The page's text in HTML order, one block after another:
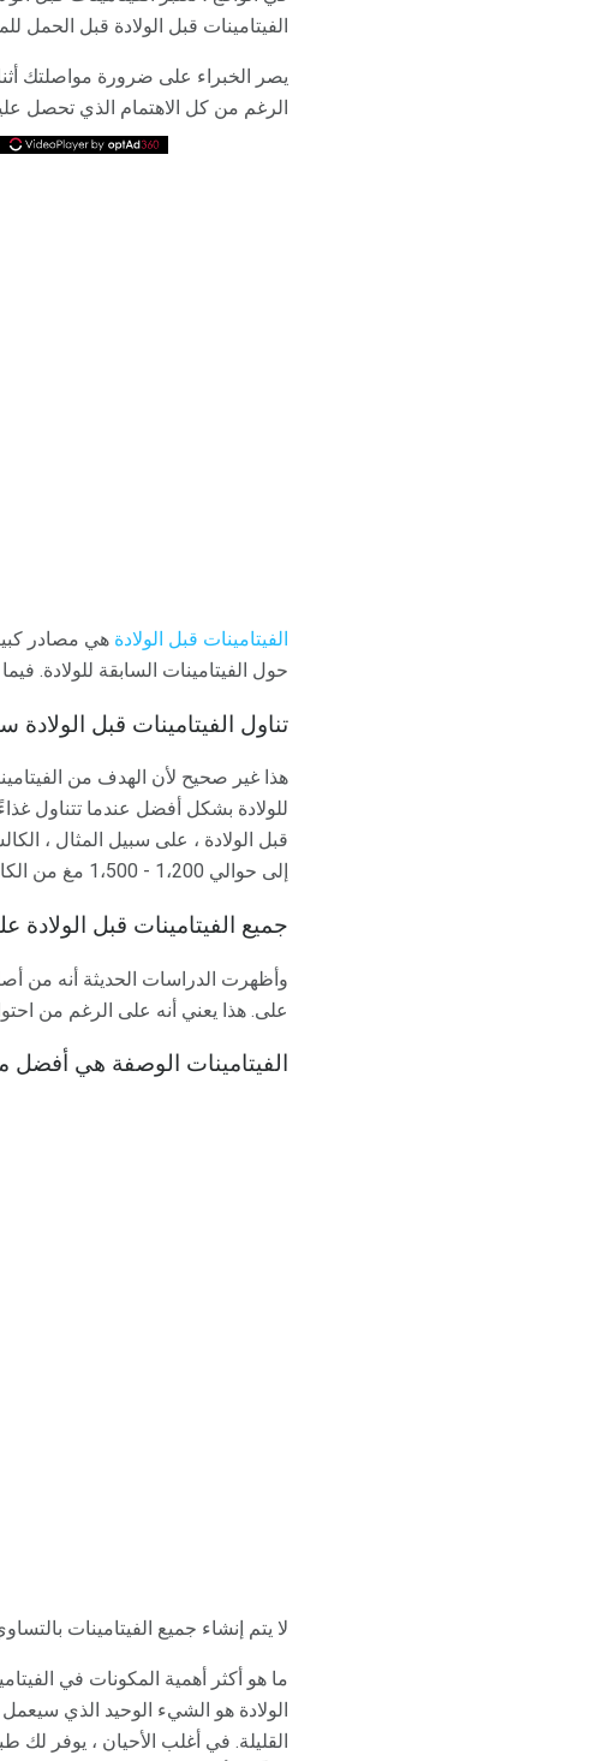
الفيتامينات قبل الولادة قبل
يصر الخبراء على ضرورة مواصلتك
الرغم من كل الاهتمام الذي تحصل
الفيتامينات قبل الولادة هي مصادر
حول الفيتامينات السابقة للولادة.
تناول الفيتامينات قبل
هذا غير صحيح لأن الهدف من
للولادة بشكل أفضل عندما تتناول
إلى حوالي 1،200 - 1،500 مغ من الكالسيوم يومياً لمساعدتها وطفلها على النمو بشكل مناسب.
جميع الفيتامينات قبل
على. هذا يعني أنه على الرغم من
الفيتامينات الوصفة هي أفضل
لا يتم إنشاء جميع الفيتامينات
ما هو أكثر أهمية المكونات في
الولادة هو الشيء الوحيد الذي
القليلة. في أغلب الأحيان ، يوفر لك